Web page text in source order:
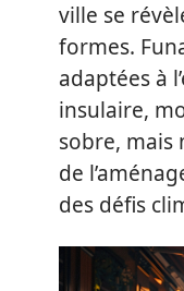
ville se
formes.
adaptées à
insulaire,
sobre, mais
de
des défis